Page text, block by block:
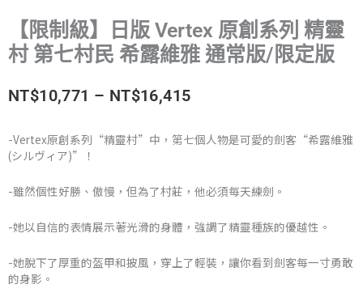
【限制級】日版 Vertex 原創系列 精靈
村 第七村民 希露維雅 通常版/限定版
NT$10,771 – NT$16,415價
圍：
NT$10,771
到
-Vertex原創系列“精靈村”中，第七個人物是可愛的劍客“希露維雅
(シルヴィア)”！
-雖然個性好勝、傲慢，但為了村莊，他必須每天練劍。
-她以自信的表情展示著光滑的身體，強調了精靈種族的優越性。
-她脫下了厚重的盔甲和披風，穿上了輕裝，讓你看到劍客每一寸勇敢
的身影。